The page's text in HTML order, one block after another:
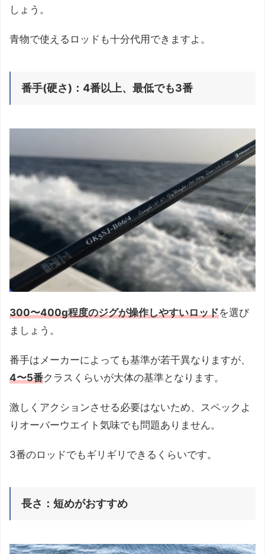
しょう。
青物で使えるロッドも十分代用できますよ。
番手(硬さ)：4番以上、最低でも3番
300〜400g程度のジグが操作しやすいロッドを選び
ましょう。
番手はメーカーによっても基準が若干異なりますが、
4〜5番クラスくらいが大体の基準となります。
激しくアクションさせる必要はないため、スペックよ
りオーバーウエイト気味でも問題ありません。
3番のロッドでもギリギリできるくらいです。
長さ：短めがおすすめ